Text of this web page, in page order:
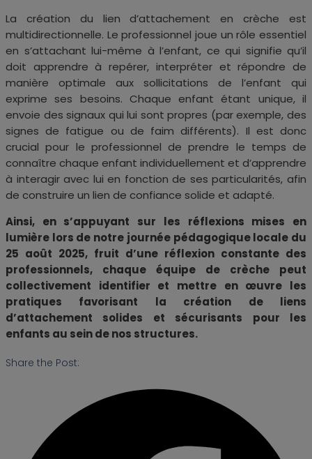
La création du lien d’attachement en crèche est
multidirectionnelle. Le professionnel joue un rôle essentiel
en s’attachant lui-même à l’enfant, ce qui signifie qu’il
doit apprendre à repérer, interpréter et répondre de
manière optimale aux sollicitations de l’enfant qui
exprime ses besoins. Chaque enfant étant unique, il
envoie des signaux qui lui sont propres (par exemple, des
signes de fatigue ou de faim différents). Il est donc
crucial pour le professionnel de prendre le temps de
connaître chaque enfant individuellement et d’apprendre
à interagir avec lui en fonction de ses particularités, afin
de construire un lien de confiance solide et adapté.
Ainsi, en s’appuyant sur les réflexions mises en
lumière lors de notre journée pédagogique locale du
25 août 2025, fruit d’une réflexion constante des
professionnels, chaque équipe de crèche peut
collectivement identifier et mettre en œuvre les
pratiques favorisant la création de liens
d’attachement solides et sécurisants pour les
enfants au sein de nos structures.
Share the Post: